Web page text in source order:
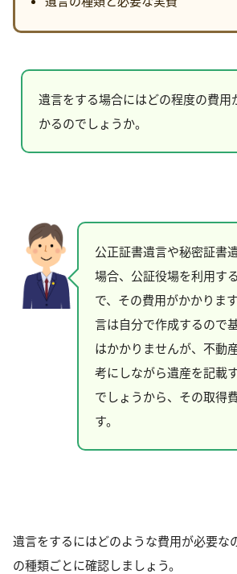
遺言をする場合にはどの程度の費用
かるのでしょうか。
公正証書遺言や秘密証書
場合、公証役場を利用す
で、その費用がかかりま
言は自分で作成するので
はかかりませんが、不動
考にしながら遺産を記載
でしょうから、その取得
す。
遺言をするにはどのような費用が必要な
の種類ごとに確認しましょう。